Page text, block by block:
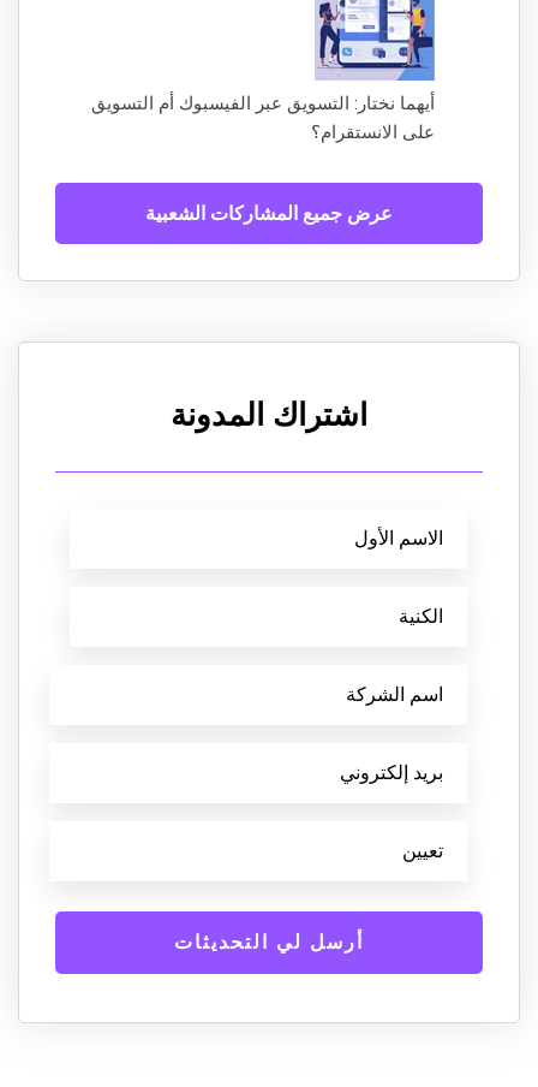
أيهما نختار: التسويق عبر الفيسبوك أم التسويق
على الانستقرام؟
عرض جميع المشاركات الشعبية
اشتراك المدونة